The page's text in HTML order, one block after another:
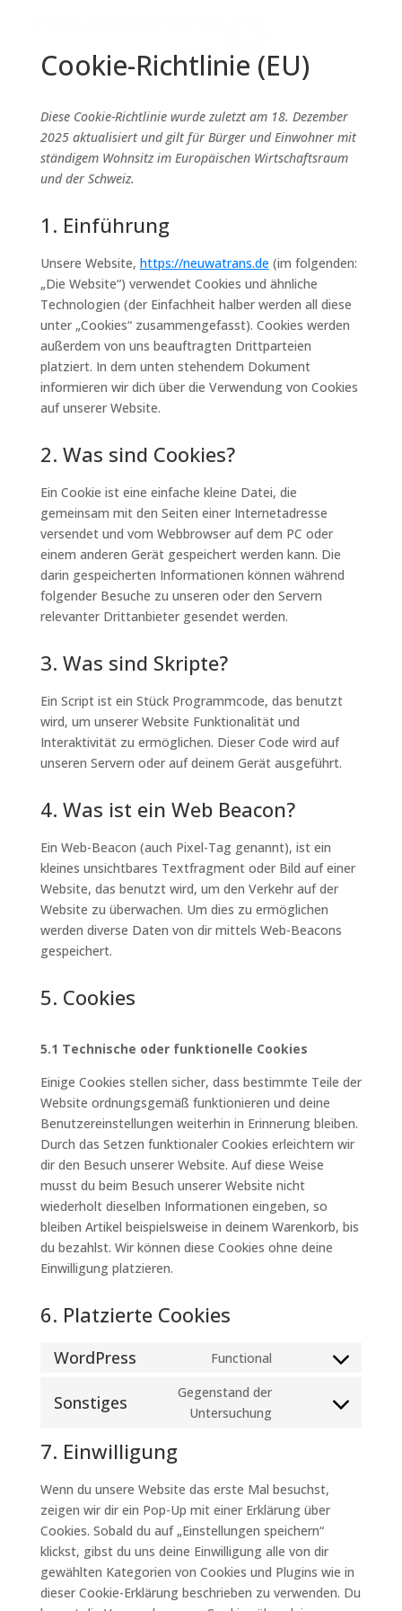
Cookie-Richtlinie (EU)
Diese Cookie-Richtlinie wurde zuletzt am 18. Dezember
2025 aktualisiert und gilt für Bürger und Einwohner mit
ständigem Wohnsitz im Europäischen Wirtschaftsraum
und der Schweiz.
1. Einführung
Unsere Website, https://neuwatrans.de(im folgenden:
„Die Website“) verwendet Cookies und ähnliche
Technologien (der Einfachheit halber werden all diese
unter „Cookies“ zusammengefasst). Cookies werden
außerdem von uns beauftragten Drittparteien
platziert. In dem unten stehendem Dokument
informieren wir dich über die Verwendung von Cookies
auf unserer Website.
2. Was sind Cookies?
Ein Cookie ist eine einfache kleine Datei, die
gemeinsam mit den Seiten einer Internetadresse
versendet und vom Webbrowser auf dem PC oder
einem anderen Gerät gespeichert werden kann. Die
darin gespeicherten Informationen können während
folgender Besuche zu unseren oder den Servern
relevanter Drittanbieter gesendet werden.
3. Was sind Skripte?
Ein Script ist ein Stück Programmcode, das benutzt
wird, um unserer Website Funktionalität und
Interaktivität zu ermöglichen. Dieser Code wird auf
unseren Servern oder auf deinem Gerät ausgeführt.
4. Was ist ein Web Beacon?
Ein Web-Beacon (auch Pixel-Tag genannt), ist ein
kleines unsichtbares Textfragment oder Bild auf einer
Website, das benutzt wird, um den Verkehr auf der
Website zu überwachen. Um dies zu ermöglichen
werden diverse Daten von dir mittels Web-Beacons
gespeichert.
5. Cookies
5.1 Technische oder funktionelle Cookies
Einige Cookies stellen sicher, dass bestimmte Teile der
Website ordnungsgemäß funktionieren und deine
Benutzereinstellungen weiterhin in Erinnerung bleiben.
Durch das Setzen funktionaler Cookies erleichtern wir
dir den Besuch unserer Website. Auf diese Weise
musst du beim Besuch unserer Website nicht
wiederholt dieselben Informationen eingeben, so
bleiben Artikel beispielsweise in deinem Warenkorb, bis
du bezahlst. Wir können diese Cookies ohne deine
Einwilligung platzieren.
6. Platzierte Cookies
WordPress Functional
Sonstiges
Gegenstand der
Untersuchung
7. Einwilligung
Wenn du unsere Website das erste Mal besuchst,
zeigen wir dir ein Pop-Up mit einer Erklärung über
Cookies. Sobald du auf „Einstellungen speichern“
klickst, gibst du uns deine Einwilligung alle von dir
gewählten Kategorien von Cookies und Plugins wie in
dieser Cookie-Erklärung beschrieben zu verwenden. Du